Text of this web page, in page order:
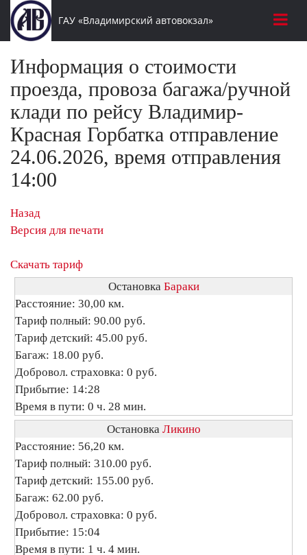
ГАУ «Владимирский автовокзал»
Информация о стоимости
проезда, провоза багажа/ручной
клади по рейсу Владимир-
Красная Горбатка отправление
24.06.2026, время отправления
14:00
Назад
Версия для печати
Скачать тариф
Остановка Бараки
Расстояние: 30,00 км.
Тариф полный: 90.00 руб.
Тариф детский: 45.00 руб.
Багаж: 18.00 руб.
Добровол. страховка: 0 руб.
Прибытие: 14:28
Время в пути: 0 ч. 28 мин.
Остановка Ликино
Расстояние: 56,20 км.
Тариф полный: 310.00 руб.
Тариф детский: 155.00 руб.
Багаж: 62.00 руб.
Добровол. страховка: 0 руб.
Прибытие: 15:04
Время в пути: 1 ч. 4 мин.